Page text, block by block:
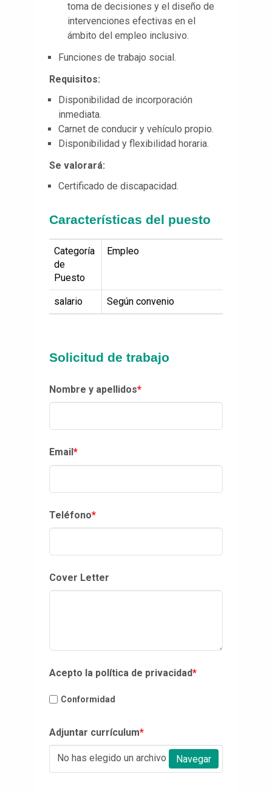
toma de decisiones y el diseño de
intervenciones efectivas en el
ámbito del empleo inclusivo.
Funciones de trabajo social.
Requisitos:
Disponibilidad de incorporación
inmediata.
Carnet de conducir y vehículo propio.
Disponibilidad y flexibilidad horaria.
Se valorará:
Certificado de discapacidad.
Características del puesto
Categoría
de
Puesto
Empleo
salario Según convenio
Solicitud de trabajo
Nombre y apellidos*
Email *
Teléfono*
Cover Letter
Acepto la política de privacidad*
Conformidad
Adjuntar currículum*
No has elegido un archivo Navegar